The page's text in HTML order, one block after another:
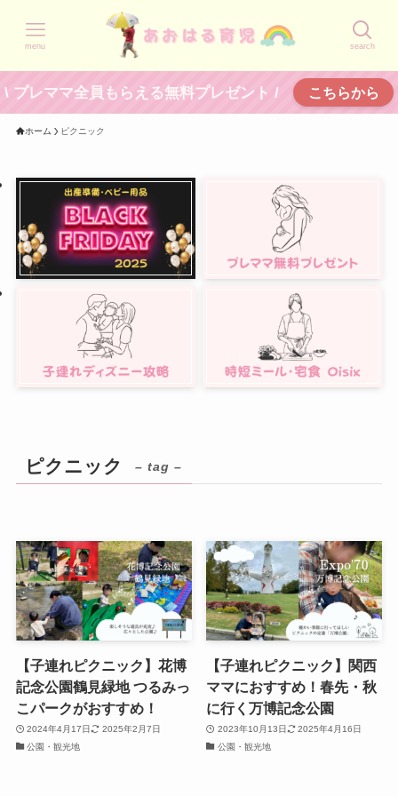
search
menu
\ プレママ全員もらえる無料プレゼント / こちらから
ホーム ピクニック
ピクニック – tag –
【子連れピクニック】花博
記念公園鶴見緑地 つるみっ
こパークがおすすめ！
2024年4月17日
2025年2月7日
公園・観光地
【子連れピクニック】関西
ママにおすすめ！春先・秋
に行く万博記念公園
2023年10月13日
2025年4月16日
公園・観光地